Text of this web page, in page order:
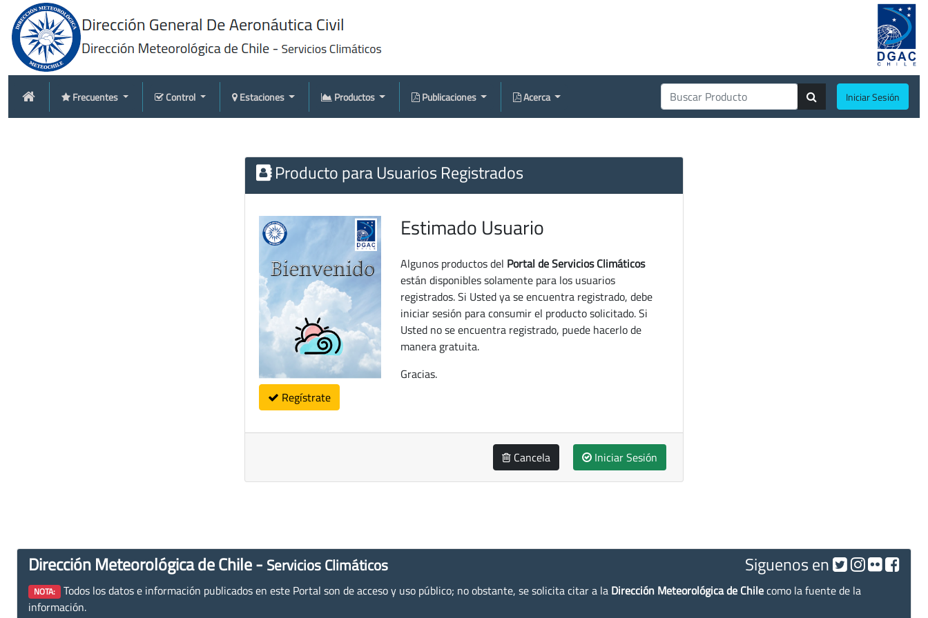
Frecuentes Control Estaciones Productos Publicaciones Acerca Iniciar Sesión
Producto para Usuarios Registrados
Regístrate
Estimado Usuario
Algunos productos del Portal de Servicios Climáticos
están disponibles solamente para los usuarios
registrados. Si Usted ya se encuentra registrado, debe
iniciar sesión para consumir el producto solicitado. Si
Usted no se encuentra registrado, puede hacerlo de
manera gratuita.
Gracias.
Cancela Iniciar Sesión
Dirección Meteorológica de Chile - Servicios Climáticos Siguenos en
NOTA: Todos los datos e información publicados en este Portal son de acceso y uso público; no obstante, se solicita citar a la Dirección Meteorológica de Chilecomo la fuente de la
información.